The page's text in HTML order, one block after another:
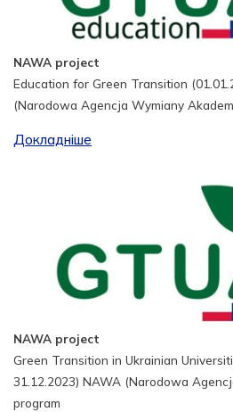
NAWA project
Education for Green Transition
(Narodowa Agencja Wymiany
Докладніше
NAWA project
Green Transition in Ukrainian
31.12.2023) NAWA (Narodowa
program